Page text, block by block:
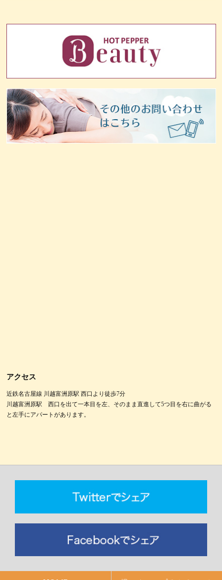
アクセス
近鉄名古屋線 川越富洲原駅 西口より徒歩7分
川越富洲原駅 西口を出て一本目を左、そのまま直進して5つ目を右に曲がる
と左手にアパートがあります。